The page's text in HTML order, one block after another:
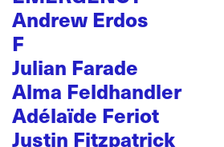
Andrew Erdos
F
Julian Farade
Alma Feldhandler
Adélaïde Feriot
Justin Fitzpatrick